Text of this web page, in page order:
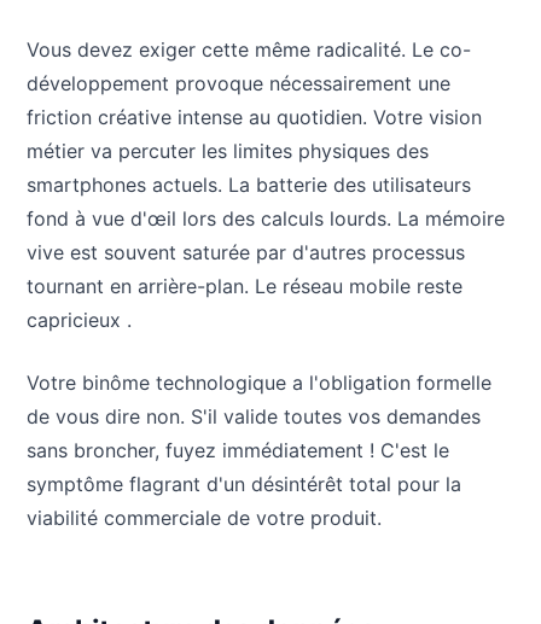
Vous devez exiger cette même radicalité. Le co-
développement provoque nécessairement une
friction créative intense au quotidien. Votre vision
métier va percuter les limites physiques des
smartphones actuels. La batterie des utilisateurs
fond à vue d'œil lors des calculs lourds. La mémoire
vive est souvent saturée par d'autres processus
tournant en arrière-plan. Le réseau mobile reste
capricieux .
Votre binôme technologique a l'obligation formelle
de vous dire non. S'il valide toutes vos demandes
sans broncher, fuyez immédiatement ! C'est le
symptôme flagrant d'un désintérêt total pour la
viabilité commerciale de votre produit.